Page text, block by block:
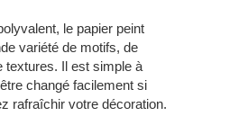
le papier peint
variété de motifs, de
textures. Il est simple à
changé facilement si
rafraîchir votre décoration.